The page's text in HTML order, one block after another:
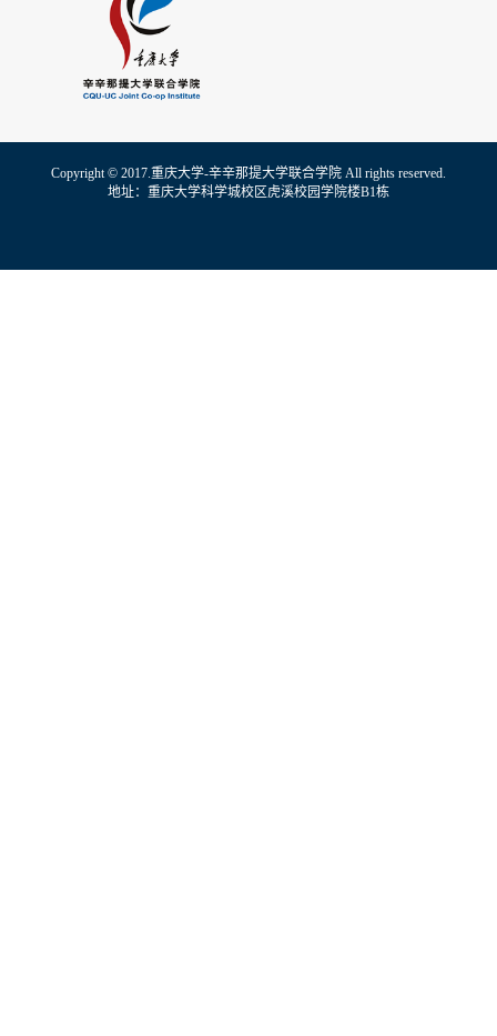
Copyright © 2017.重庆大学-辛辛那提大学联合学院 All rights reserved.
地址：重庆大学科学城校区虎溪校园学院楼B1栋